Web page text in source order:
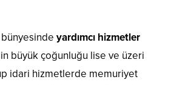
bünyesinde yardımcı hizmetler
büyük çoğunluğu lise ve üzeri
idari hizmetlerde memuriyet